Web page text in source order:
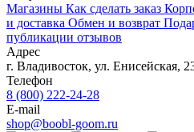
Магазины Как сделать заказ
и доставка Обмен и возврат
публикации отзывов
Адрес
г. Владивосток, ул. Енисейская,
Телефон
8 (800) 222-24-28
E-mail
shop@boobl-goom.ru